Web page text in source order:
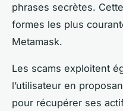
phrases secrètes.
formes les plus
Metamask.
Les scams exploitent
l’utilisateur en
pour récupérer ses